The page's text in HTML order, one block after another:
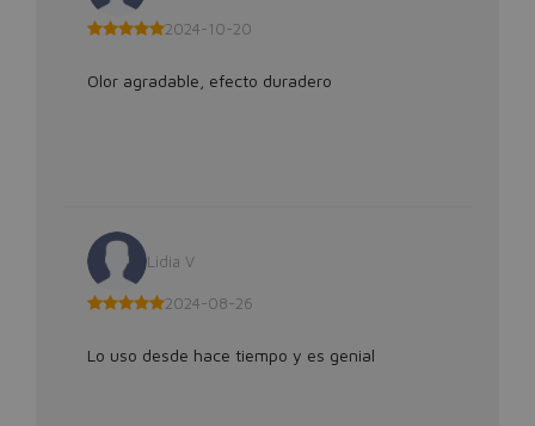
2024-10-20
Olor agradable, efecto duradero
Lidia V
2024-08-26
Lo uso desde hace tiempo y es genial